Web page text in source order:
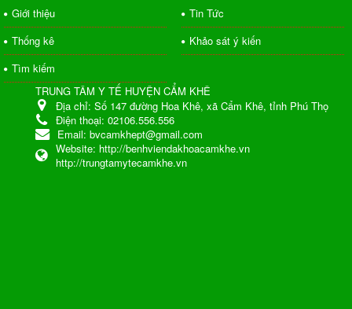
Giới thiệu
Tin Tức
Thống kê
Khảo sát ý kiến
Tìm kiếm
TRUNG TÂM Y TẾ HUYỆN CẨM KHÊ
Địa chỉ: Số 147 đường Hoa Khê, xã Cẩm Khê, tỉnh Phú Thọ
Điện thoại: 02106.556.556
Email: bvcamkhept@gmail.com
Website: http://benhviendakhoacamkhe.vn
http://trungtamytecamkhe.vn